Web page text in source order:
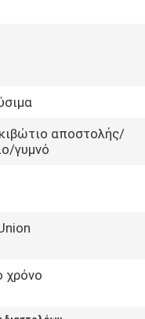
αποστολής/
γυμνό
χρόνο